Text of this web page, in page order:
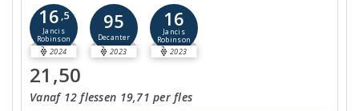
16 ,5
Jancis
Robinson
2024
95
Decanter
2023
16
Jancis
Robinson
2023
21,50
Vanaf 12 flessen 19,71 per fles